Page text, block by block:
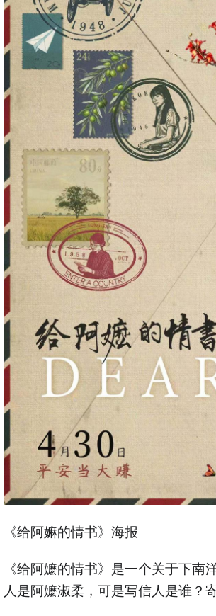
《给阿嫲的情书》海报
《给阿嬷的情书》是一个关于下
人是阿嬷淑柔，可是写信人是谁？